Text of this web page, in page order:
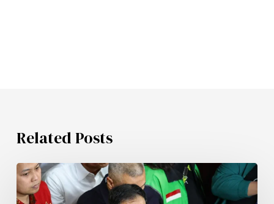
Related Posts